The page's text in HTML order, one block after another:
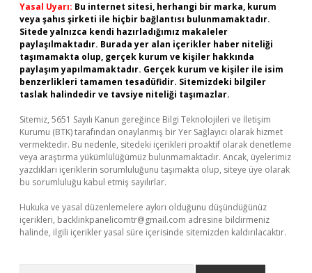
Yasal Uyarı: Bu internet sitesi, herhangi bir marka, kurum
veya şahıs şirketi ile hiçbir bağlantısı bulunmamaktadır.
Sitede yalnızca kendi hazırladığımız makaleler
paylaşılmaktadır. Burada yer alan içerikler haber niteliği
taşımamakta olup, gerçek kurum ve kişiler hakkında
paylaşım yapılmamaktadır. Gerçek kurum ve kişiler ile isim
benzerlikleri tamamen tesadüfidir. Sitemizdeki bilgiler
taslak halindedir ve tavsiye niteliği taşımazlar.
Sitemiz, 5651 Sayılı Kanun gereğince Bilgi Teknolojileri ve İletişim
Kurumu (BTK) tarafından onaylanmış bir Yer Sağlayıcı olarak hizmet
vermektedir. Bu nedenle, sitedeki içerikleri proaktif olarak denetleme
veya araştırma yükümlülüğümüz bulunmamaktadır. Ancak, üyelerimiz
yazdıkları içeriklerin sorumluluğunu taşımakta olup, siteye üye olarak
bu sorumluluğu kabul etmiş sayılırlar.
Hukuka ve yasal düzenlemelere aykırı olduğunu düşündüğünüz
içerikleri, backlinkpanelicomtr@gmail.com adresine bildirmeniz
halinde, ilgili içerikler yasal süre içerisinde sitemizden kaldırılacaktır.